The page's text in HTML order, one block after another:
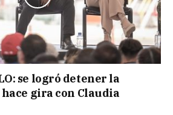
se logró detener la
gira con Claudia